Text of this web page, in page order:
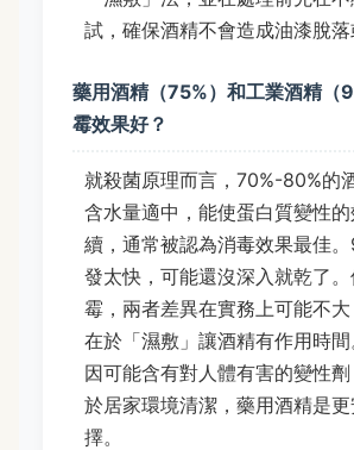
試，確保酒精不會造成油漆脫落
藥用酒精（75%）和工業酒精（
霉效果好？
就殺菌原理而言，70%-80%的
含水量適中，能使蛋白質變性
續，通常被認為消毒效果最佳
發太快，可能還沒深入就乾了
霉，兩者差異在實務上可能不
在於「濕敷」讓酒精有作用時
因可能含有對人體有害的變性
於居家環境清潔，藥用酒精是
擇。